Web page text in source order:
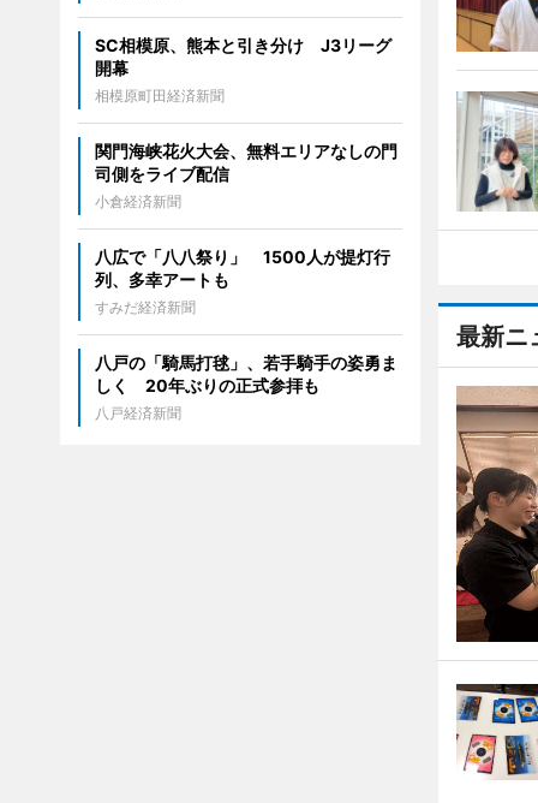
最新ニ
SC相模原、熊本と引き分け J3リーグ
開幕
相模原町田経済新聞
関門海峡花火大会、無料エリアなしの門
司側をライブ配信
小倉経済新聞
八広で「八八祭り」 1500人が提灯行
列、多幸アートも
すみだ経済新聞
八戸の「騎馬打毬」、若手騎手の姿勇ま
しく 20年ぶりの正式参拝も
八戸経済新聞